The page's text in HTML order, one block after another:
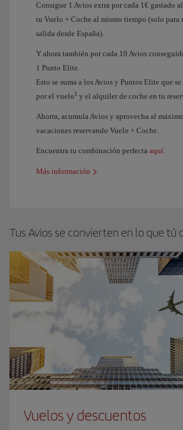
Consigue 1 Avios extra por cada 1€ gastado
tu Vuelo + Coche al mismo tiempo (solo para
salida desde España).
Y ahora también por cada 10 Avios
1 Punto Elite.
Esto se suma a los Avios y Puntos Elite que
por el vuelo1 y el alquiler de coche en tu
Ahorra, acumula Avios y aprovecha al
vacaciones reservando Vuelo + Coche.
Encuentra tu combinación perfecta aquí.
Más información
Tus Avios se convierten en lo que tú
Vuelos y descuentos